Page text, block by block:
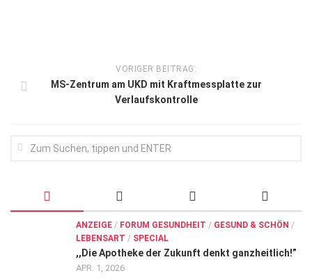
Lebensart
VORIGER BEITRAG:
MS-Zentrum am UKD mit Kraftmessplatte zur
Verlaufskontrolle
ANZEIGE / FORUM GESUNDHEIT / GESUND & SCHÖN /
LEBENSART / SPECIAL
,,Die Apotheke der Zukunft denkt ganzheitlich!”
APR. 1, 2026